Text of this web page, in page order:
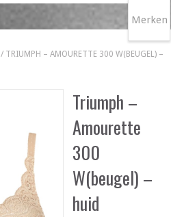
/ TRIUMPH – AMOURETTE 300 W(BEUGEL) –
Triumph –
Amourette
300
W(beugel) –
huid
Merken